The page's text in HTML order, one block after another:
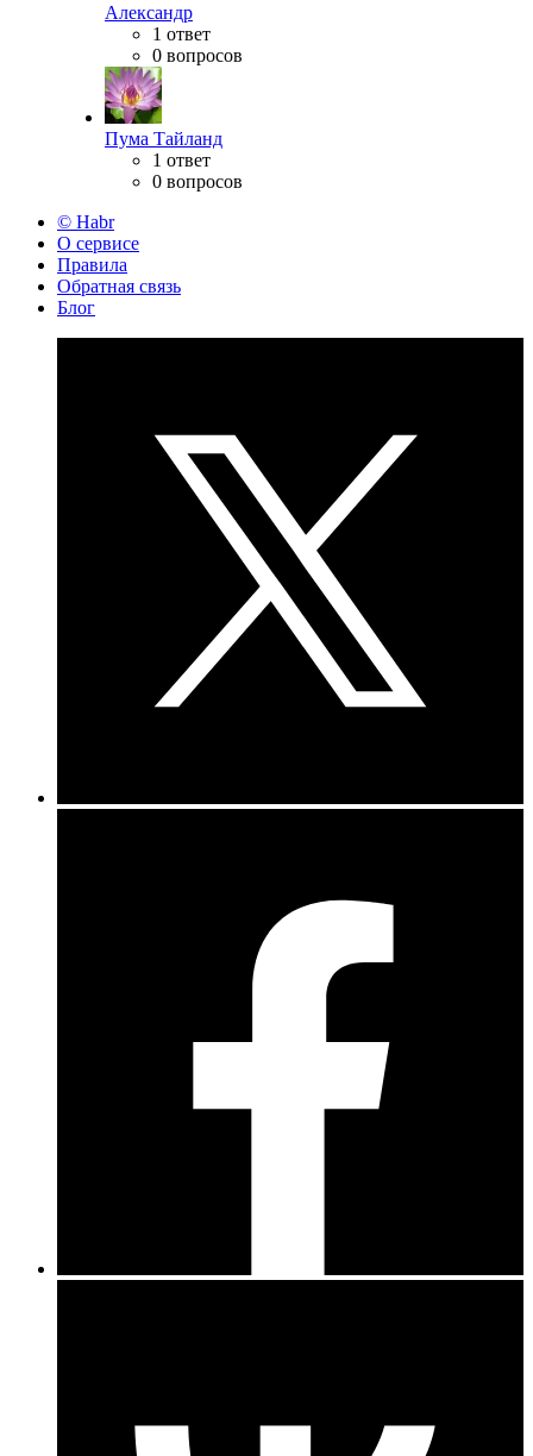
Александр
1 ответ
0 вопросов
Пума Тайланд
1 ответ
0 вопросов
© Habr
О сервисе
Правила
Обратная связь
Блог